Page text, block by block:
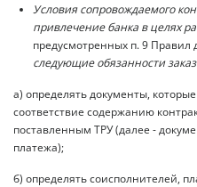
Условия сопровождаемого
привлечение банка в целях
предусмотренных п. 9 Правил
следующие обязанности
а) определять документы,
соответствие содержанию
поставленным ТРУ (далее -
платежа);
б) определять соисполнителей,